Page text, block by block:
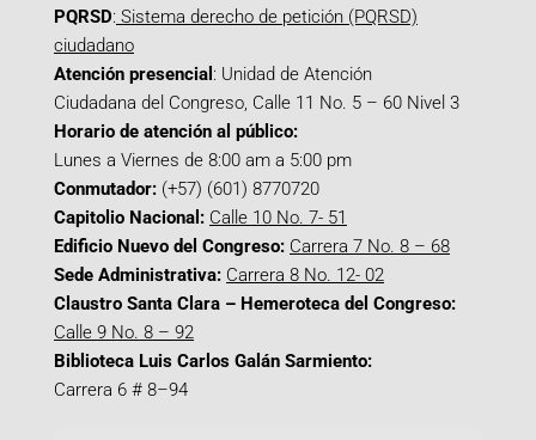
PQRSD: Sistema derecho de petición (PQRSD)
ciudadano
Atención presencial : Unidad de Atención
Ciudadana del Congreso, Calle 11 No. 5 – 60 Nivel 3
Horario de atención al público:
Lunes a Viernes de 8:00 am a 5:00 pm
Conmutador: (+57) (601) 8770720
Capitolio Nacional: Calle 10 No. 7- 51
Edificio Nuevo del Congreso: Carrera 7 No. 8 – 68
Sede Administrativa: Carrera 8 No. 12- 02
Claustro Santa Clara – Hemeroteca del Congreso:
Calle 9 No. 8 – 92
Biblioteca Luis Carlos Galán Sarmiento:
Carrera 6 # 8–94